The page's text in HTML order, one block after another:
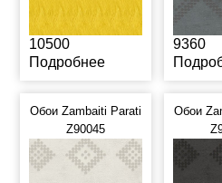
10500
Подробнее
9360
Обои Zambaiti Parati
Z90045
Обои